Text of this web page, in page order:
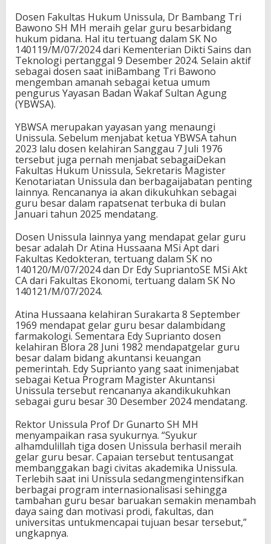
Dosen Fakultas Hukum Unissula, Dr Bambang Tri
Bawono SH MH meraih gelar guru besarbidang
hukum pidana. Hal itu tertuang dalam SK No
140119/M/07/2024 dari Kementerian Dikti Sains dan
Teknologi pertanggal 9 Desember 2024. Selain aktif
sebagai dosen saat iniBambang Tri Bawono
mengemban amanah sebagai ketua umum
pengurus Yayasan Badan Wakaf Sultan Agung
(YBWSA).
YBWSA merupakan yayasan yang menaungi
Unissula. Sebelum menjabat ketua YBWSA tahun
2023 lalu dosen kelahiran Sanggau 7 Juli 1976
tersebut juga pernah menjabat sebagaiDekan
Fakultas Hukum Unissula, Sekretaris Magister
Kenotariatan Unissula dan berbagaijabatan penting
lainnya. Rencananya ia akan dikukuhkan sebagai
guru besar dalam rapatsenat terbuka di bulan
Januari tahun 2025 mendatang.
Dosen Unissula lainnya yang mendapat gelar guru
besar adalah Dr Atina Hussaana MSi Apt dari
Fakultas Kedokteran, tertuang dalam SK no
140120/M/07/2024 dan Dr Edy SupriantoSE MSi Akt
CA dari Fakultas Ekonomi, tertuang dalam SK No
140121/M/07/2024.
Atina Hussaana kelahiran Surakarta 8 September
1969 mendapat gelar guru besar dalambidang
farmakologi. Sementara Edy Suprianto dosen
kelahiran Blora 28 Juni 1982 mendapatgelar guru
besar dalam bidang akuntansi keuangan
pemerintah. Edy Suprianto yang saat inimenjabat
sebagai Ketua Program Magister Akuntansi
Unissula tersebut rencananya akandikukuhkan
sebagai guru besar 30 Desember 2024 mendatang.
Rektor Unissula Prof Dr Gunarto SH MH
menyampaikan rasa syukurnya. “Syukur
alhamdulillah tiga dosen Unissula berhasil meraih
gelar guru besar. Capaian tersebut tentusangat
membanggakan bagi civitas akademika Unissula.
Terlebih saat ini Unissula sedangmengintensifkan
berbagai program internasionalisasi sehingga
tambahan guru besar baruakan semakin menambah
daya saing dan motivasi prodi, fakultas, dan
universitas untukmencapai tujuan besar tersebut,”
ungkapnya.